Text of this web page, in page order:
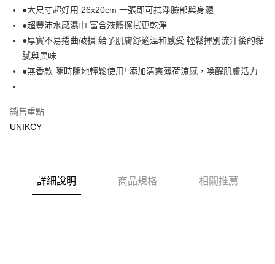
Google Pay
運送方式
7-11取貨付款［需3-5個工作天不含預購商品］
每筆NT$70，滿NT$499(含以上)免運費
每筆NT$70，滿NT$499(含以上)免運費
●大尺寸超好用 26x20cm 一張即可拭淨臉部與身體
●超豐沛水感濕巾 富含液體擦拭更乾淨
●厚實不易捲曲破損 給予肌膚舒適溫和感受 輕鬆揮別流汗後的黏
膩與異味
●無香款 隨時隨地輕鬆使用! 添加清爽薄荷涼感，喚醒肌膚活力
銷售重點
UNIKCY
詳細說明 商品規格 相關推薦